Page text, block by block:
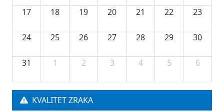
17 18 19 20 21 22 23
24 25 26 27 28 29 30
31 1 2 3 4 5 6
KVALITET ZRAKA